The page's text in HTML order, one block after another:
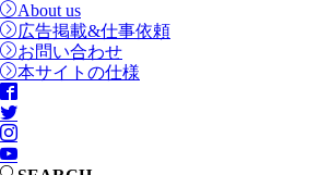
About us
広告掲載&仕事依頼
お問い合わせ
本サイトの仕様